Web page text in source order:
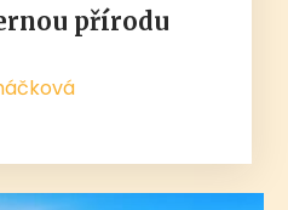
přírodu